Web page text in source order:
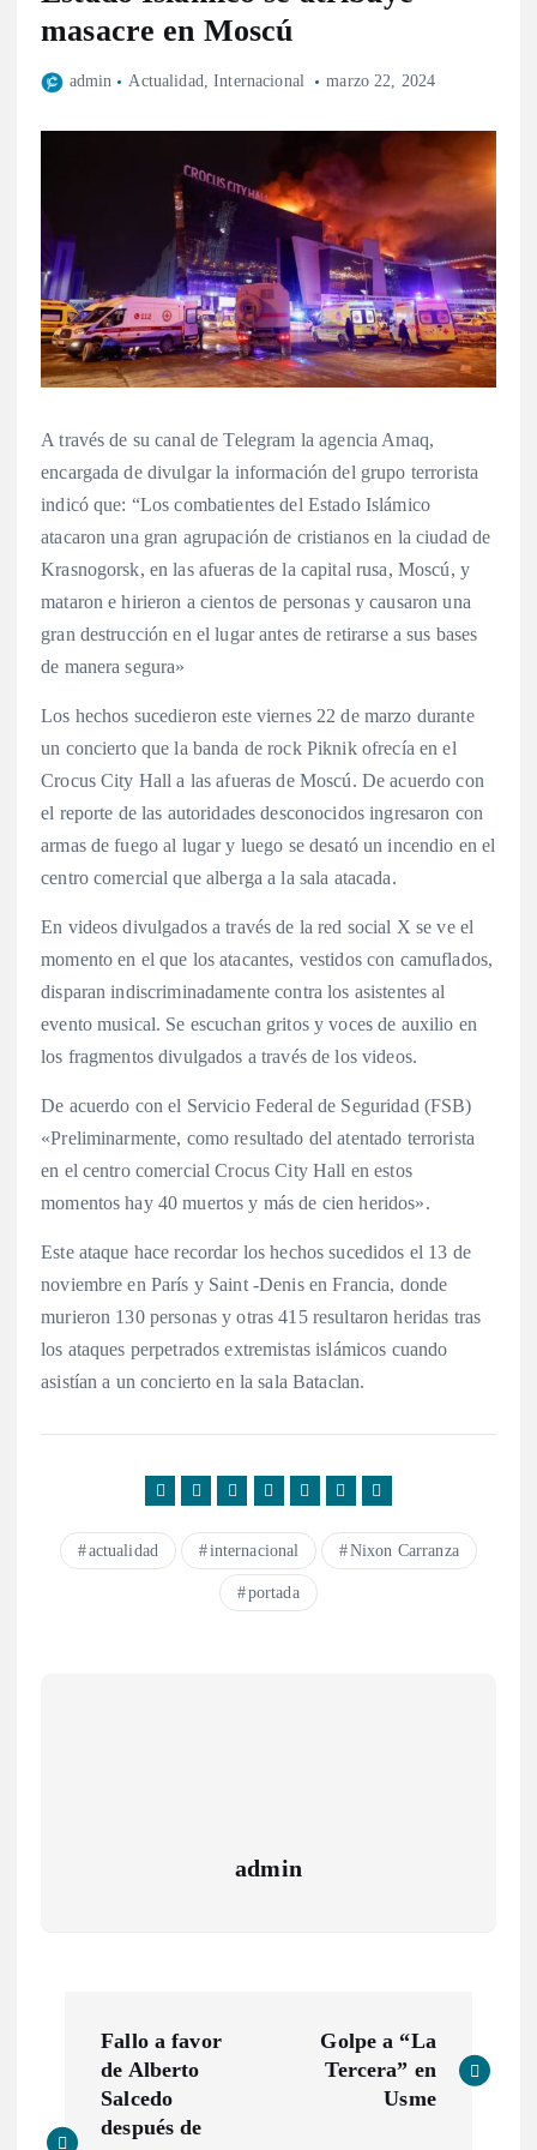
masacre en Moscú
admin Actualidad,Internacional marzo 22, 2024
A través de su canal de Telegram la agencia Amaq,
encargada de divulgar la información del grupo terrorista
indicó que: “Los combatientes del Estado Islámico
atacaron una gran agrupación de cristianos en la ciudad de
Krasnogorsk, en las afueras de la capital rusa, Moscú, y
mataron e hirieron a cientos de personas y causaron una
gran destrucción en el lugar antes de retirarse a sus bases
de manera segura»
Los hechos sucedieron este viernes 22 de marzo durante
un concierto que la banda de rock Piknik ofrecía en el
Crocus City Hall a las afueras de Moscú. De acuerdo con
el reporte de las autoridades desconocidos ingresaron con
armas de fuego al lugar y luego se desató un incendio en el
centro comercial que alberga a la sala atacada.
En videos divulgados a través de la red social X se ve el
momento en el que los atacantes, vestidos con camuflados,
disparan indiscriminadamente contra los asistentes al
evento musical. Se escuchan gritos y voces de auxilio en
los fragmentos divulgados a través de los videos.
De acuerdo con el Servicio Federal de Seguridad (FSB)
«Preliminarmente, como resultado del atentado terrorista
en el centro comercial Crocus City Hall en estos
momentos hay 40 muertos y más de cien heridos».
Este ataque hace recordar los hechos sucedidos el 13 de
noviembre en París y Saint -Denis en Francia, donde
murieron 130 personas y otras 415 resultaron heridas tras
los ataques perpetrados extremistas islámicos cuando
asistían a un concierto en la sala Bataclan.
actualidad internacional Nixon Carranza
portada
admin
v
Fallo a favor
de Alberto
Salcedo
después de
Golpe a “La
Tercera” en
Usme